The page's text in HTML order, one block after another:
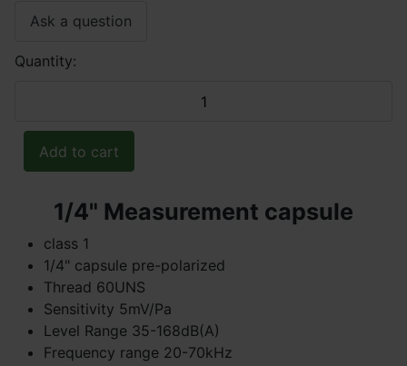
Ask a question
Quantity:
1/4" Measurement capsule
class 1
1/4" capsule pre-polarized
Thread 60UNS
Sensitivity 5mV/Pa
Level Range 35-168dB(A)
Frequency range 20-70kHz